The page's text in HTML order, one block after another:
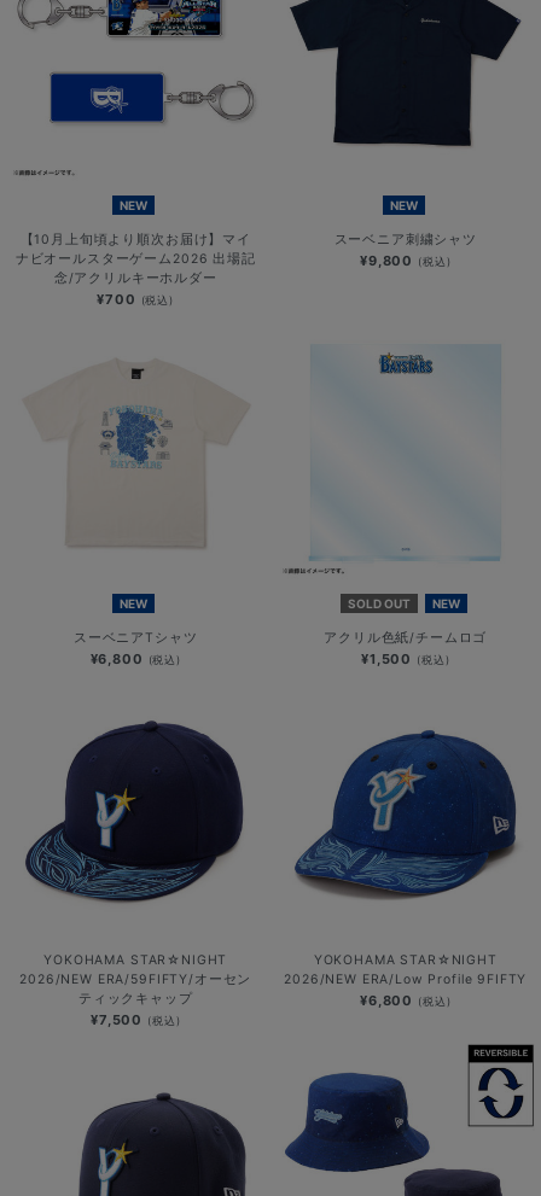
NEW
【10月上旬頃より順次お届け】マイ
ナビオールスターゲーム2026 出場記
念/アクリルキーホルダー
¥700 (税込)
NEW
スーベニア刺繍シャツ
¥9,800 (税込)
NEW
スーベニアTシャツ
¥6,800 (税込)
SOLD OUT NEW
アクリル色紙/チームロゴ
¥1,500 (税込)
YOKOHAMA STAR☆NIGHT
2026/NEW ERA/59FIFTY/オーセン
ティックキャップ
¥7,500 (税込)
YOKOHAMA STAR☆NIGHT
2026/NEW ERA/Low Profile 9FIFTY
¥6,800 (税込)